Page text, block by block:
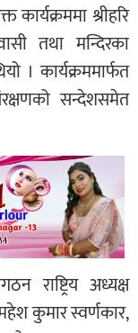
श्रीहरि
तथा मन्दिरका
। कार्यक्रममार्फत
सन्देशसमेत
राष्ट्रिय अध्यक्ष
कुमार स्वर्णकार,